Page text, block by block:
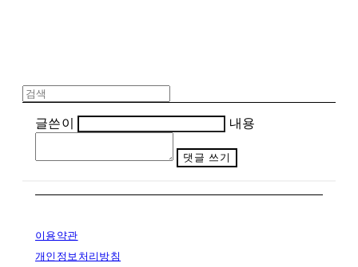
글쓴이 내용
댓글 쓰기
이용약관
개인정보처리방침